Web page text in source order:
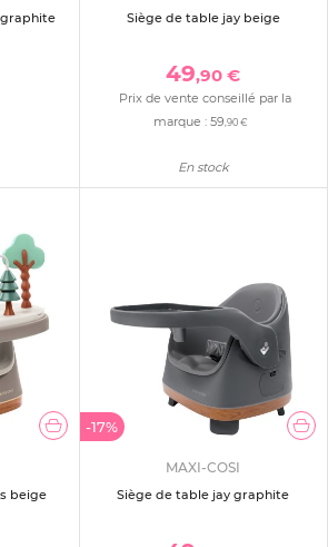
Siège de table jay beige
49,90 €
Prix de vente conseillé par la
marque :59,90 €
En stock
beige
-17%
MAXI-COSI
Siège de table jay graphite